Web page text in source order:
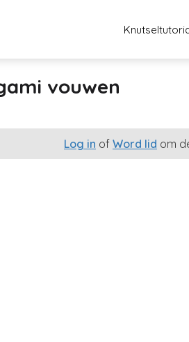
vouwen
Log in of Word lid om